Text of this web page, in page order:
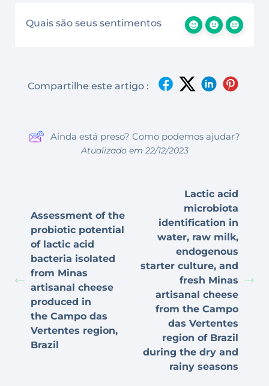
Quais são seus sentimentos
Compartilhe este artigo :
Ainda está preso? Como podemos ajudar?
Atualizado em 22/12/2023
Assessment of the
probiotic potential
of lactic acid
bacteria isolated
from Minas
artisanal cheese
produced in
the Campo das
Vertentes region,
Brazil
Lactic acid
microbiota
identification in
water, raw milk,
endogenous
starter culture, and
fresh Minas
artisanal cheese
from the Campo
das Vertentes
region of Brazil
during the dry and
rainy seasons